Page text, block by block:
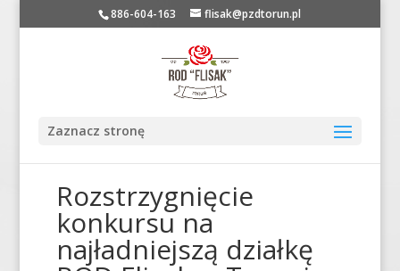
886-604-163 flisak@pzdtorun.pl
Zaznacz stronę
Rozstrzygnięcie
konkursu na
najładniejszą działkę